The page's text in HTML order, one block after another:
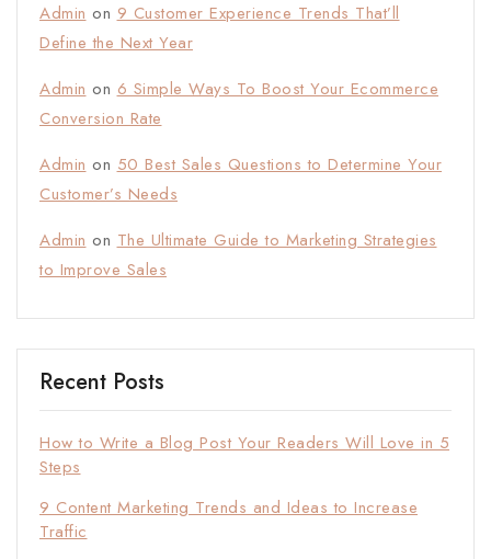
Admin on 9 Customer Experience Trends That’ll
Define the Next Year
Admin on 6 Simple Ways To Boost Your Ecommerce
Conversion Rate
Admin on 50 Best Sales Questions to Determine Your
Customer’s Needs
Admin on The Ultimate Guide to Marketing Strategies
to Improve Sales
Recent Posts
How to Write a Blog Post Your Readers Will Love in 5
Steps
9 Content Marketing Trends and Ideas to Increase
Traffic